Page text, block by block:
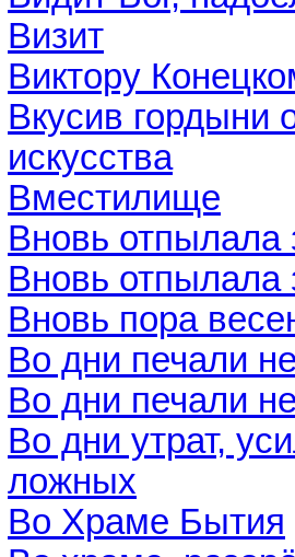
Визит
Виктору
Вкусив гордыни
искусства
Вместилище
Вновь отпылала
Вновь отпылала
Вновь пора
Во дни печали
Во дни печали
Во дни утрат,
ложных
Во Храме Бытия